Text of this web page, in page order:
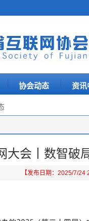
协会动态 资讯
大会丨数智破
【发布日期：2025/7/24